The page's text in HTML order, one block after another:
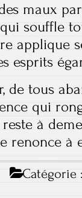
maux
souffle
applique
esprits
de tous
qui
à
renonce à
Catégorie